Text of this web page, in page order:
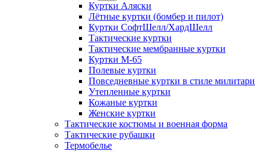
Куртки Аляски
Лётные куртки (бомбер и пилот)
Куртки СофтШелл/ХардШелл
Тактические куртки
Тактические мембранные куртки
Куртки М-65
Полевые куртки
Повседневные куртки в стиле милитари
Утепленные куртки
Кожаные куртки
Женские куртки
Тактические костюмы и военная форма
Тактические рубашки
Термобелье